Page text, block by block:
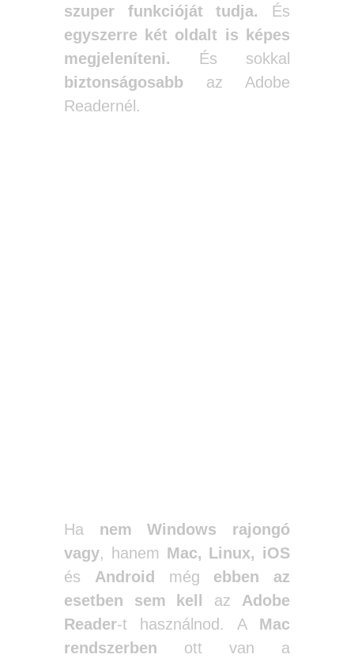
szuper funkcióját tudja.
És
egyszerre két oldalt is képes
megjeleníteni. És sokkal
biztonságosabb az Adobe
Readernél.
Ha nem Windows rajongó
vagy, hanem Mac, Linux, iOS
és Android még ebben az
esetben sem kell
az Adobe
Reader-t használnod. A Mac
rendszerben ott van a